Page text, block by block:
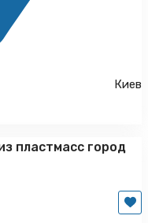
Киев
пластмасс город